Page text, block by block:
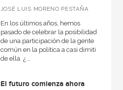
JOSÉ LUIS MORENO PESTAÑA
En los últimos años, hemos
pasado de celebrar la posibilidad
de una participación de la gente
común en la política a casi dimitir
de ella. ¿...
El futuro comienza ahora